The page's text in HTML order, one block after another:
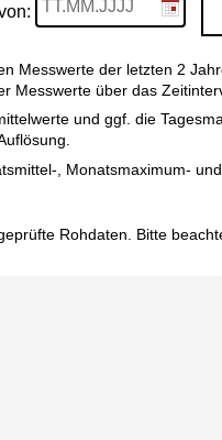
Messwerte der letzten 2
Messwerte über das
und ggf. die
, Monatsmaximum-
Rohdaten. Bitte